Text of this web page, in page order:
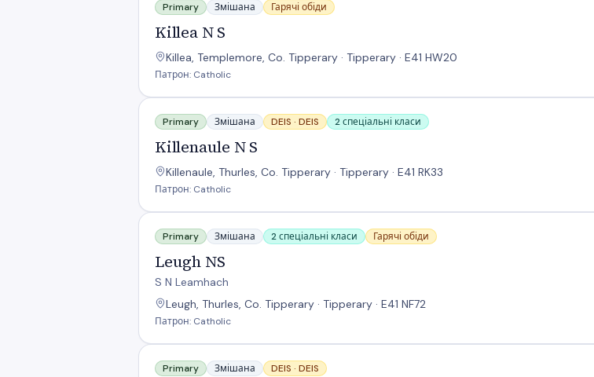
Primary Змішана Гарячі обіди
Killea N S
Killea, Templemore, Co. Tipperary · Tipperary · E41 HW20
Патрон: Catholic
Killenaule N S
Primary Змішана DEIS · DEIS 2 спеціальні класи
Killenaule N S
Killenaule, Thurles, Co. Tipperary · Tipperary · E41 RK33
Патрон: Catholic
Leugh NS
Primary Змішана 2 спеціальні класи Гарячі обіди
Leugh NS
S N Leamhach
Leugh, Thurles, Co. Tipperary · Tipperary · E41 NF72
Патрон: Catholic
Lisnamrock N S
Primary Змішана DEIS · DEIS